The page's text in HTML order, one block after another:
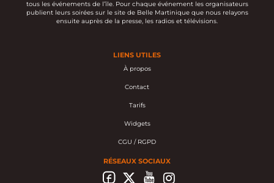
tous les événements de l’île. Pour chaque événement les organisateurs
publient leurs soirées sur le site de Belle Martinique que nous relayons
ensuite auprès de la presse, les radios et télévisions.
LIENS UTILES
À propos
Contact
Tarifs
Widgets
CGU / RGPD
RÉSEAUX SOCIAUX